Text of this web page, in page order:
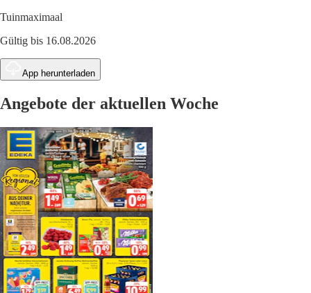
Tuinmaximaal
Gültig bis 16.08.2026
App herunterladen
Angebote der aktuellen Woche